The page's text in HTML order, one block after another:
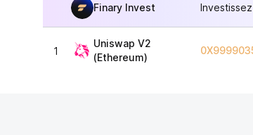
Finary Invest
1
Uniswap V2
(Ethereum)